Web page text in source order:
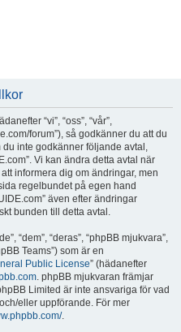
“vi”, “oss”, “vår”,
forum”), så godkänner du att du
inte godkänner följande avtal,
Vi kan ändra detta avtal när
informera dig om ändringar, men
regelbundet på egen hand
även efter ändringar
bunden till detta avtal.
“dem”, “deras”, “phpBB mjukvara”,
Teams”) som är en
Public License” (hädanefter
. phpBB mjukvaran främjar
Limited är inte ansvariga för vad
eller uppförande. För mer
.